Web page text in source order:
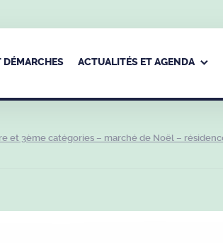
DÉMARCHES ACTUALITÉS ET AGENDA
et 3ème catégories – marché de Noël –